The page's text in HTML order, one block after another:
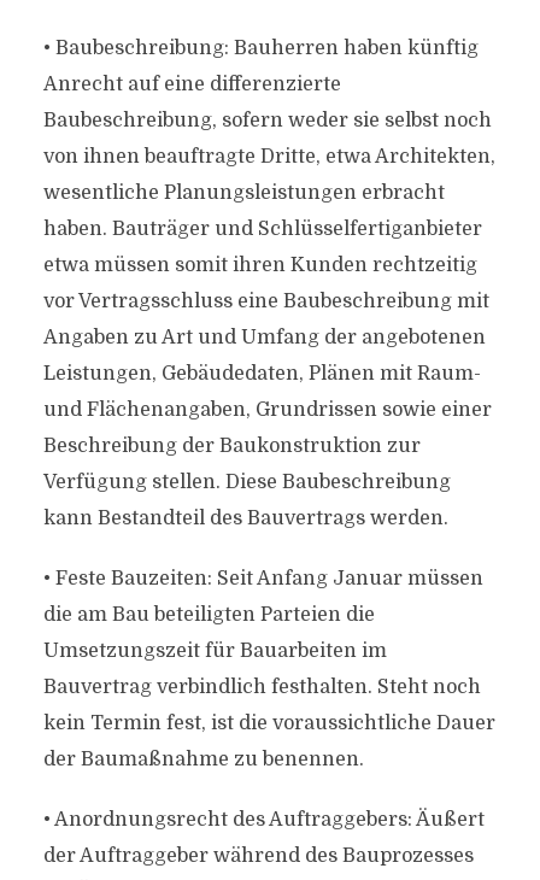
• Baubeschreibung: Bauherren haben künftig
Anrecht auf eine differenzierte
Baubeschreibung, sofern weder sie selbst noch
von ihnen beauftragte Dritte, etwa Architekten,
wesentliche Planungsleistungen erbracht
haben. Bauträger und Schlüsselfertiganbieter
etwa müssen somit ihren Kunden rechtzeitig
vor Vertragsschluss eine Baubeschreibung mit
Angaben zu Art und Umfang der angebotenen
Leistungen, Gebäudedaten, Plänen mit Raum-
und Flächenangaben, Grundrissen sowie einer
Beschreibung der Baukonstruktion zur
Verfügung stellen. Diese Baubeschreibung
kann Bestandteil des Bauvertrags werden.
• Feste Bauzeiten: Seit Anfang Januar müssen
die am Bau beteiligten Parteien die
Umsetzungszeit für Bauarbeiten im
Bauvertrag verbindlich festhalten. Steht noch
kein Termin fest, ist die voraussichtliche Dauer
der Baumaßnahme zu benennen.
• Anordnungsrecht des Auftraggebers: Äußert
der Auftraggeber während des Bauprozesses